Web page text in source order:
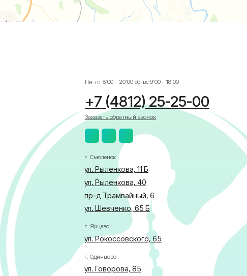
+7 (4812) 25-25-00
ул. Рыленкова, 11 Б
г. Ярцево
ул. Рокоссовского, 65
г. Одинцово
ул. Говорова, 85
пр-д Трамвайный, 6
ул. Шевченко, 65 Б
области по здравоохранению
Политика в отношении обработки персональных данных
Пн-пт 8:00 - 20:00 сб-вс 9:00 - 18:00